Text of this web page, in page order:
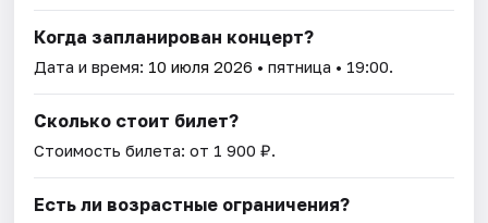
Когда запланирован концерт?
Дата и время: 10 июля 2026 • пятница • 19:00.
Сколько стоит билет?
Стоимость билета: от 1 900 ₽.
Есть ли возрастные ограничения?